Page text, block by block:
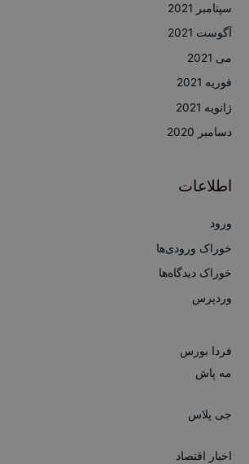
سپتامبر 2021
آگوست 2021
می 2021
فوریه 2021
ژانویه 2021
دسامبر 2020
اطلاعات
ورود
خوراک ورودی‌ها
خوراک دیدگاه‌ها
وردپرس
فردا بورس
مه پاش
جی پلاس
اخبار اقتصاد